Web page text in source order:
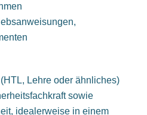
Lehre oder ähnliches)
sowie
idealerweise in einem